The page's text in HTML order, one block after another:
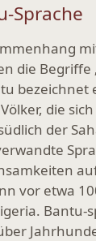
Sprache
die Begriffe
bezeichnet
die
der
vor etwa
Bantu-